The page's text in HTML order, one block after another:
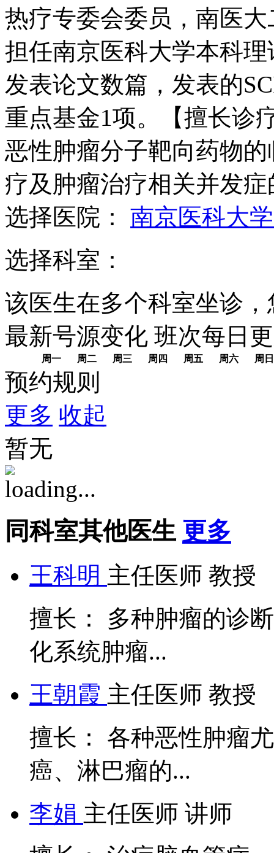
热疗专委会委员，南医
担任南京医科大学本科
发表论文数篇，发表的
重点基金1项。【擅长诊
恶性肿瘤分子靶向药物
疗及肿瘤治疗相关并发
选择医院： 南京医科大
选择科室：
该医生在多个科室坐诊
最新号源变化 班次每日
周一 周二 周三 周四 周五 周六 周日
预约规则
更多 收起
暂无
同科室其他医生 更多
王科明 主任医师 教授
擅长： 多种肿瘤的诊
化系统肿瘤...
王朝霞 主任医师 教授
擅长： 各种恶性肿瘤
癌、淋巴瘤的...
李娟 主任医师 讲师